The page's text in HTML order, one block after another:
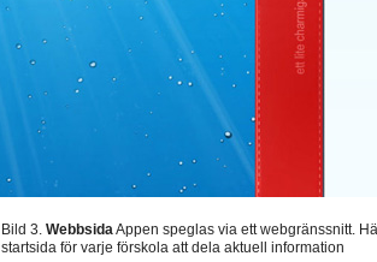
Bild 3. WebbsidaAppen speglas via ett webgränssnitt.
startsida för varje förskola att dela aktuell information